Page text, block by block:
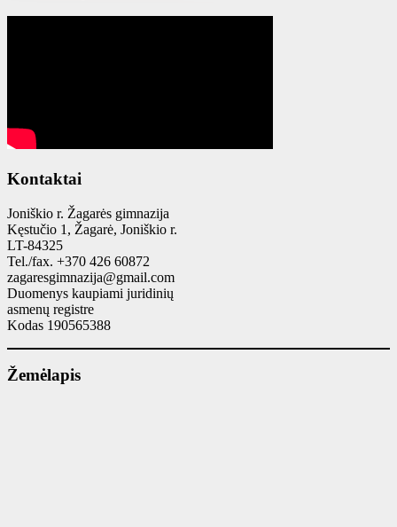
Kontaktai
Joniškio r. Žagarės gimnazija
Kęstučio 1, Žagarė, Joniškio r.
LT-84325
Tel./fax. +370 426 60872
zagaresgimnazija@gmail.com
Duomenys kaupiami juridinių
asmenų registre
Kodas 190565388
Žemėlapis